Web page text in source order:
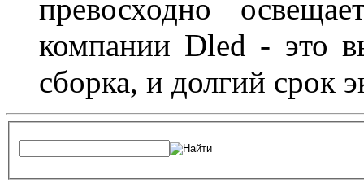
превосходно
компании Dled - это
сборка, и долгий срок